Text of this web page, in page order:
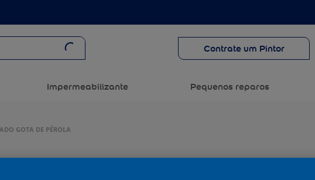
Contrate um Pintor
Impermeabilizante Pequenos reparos
GOTA DE PÉROLA